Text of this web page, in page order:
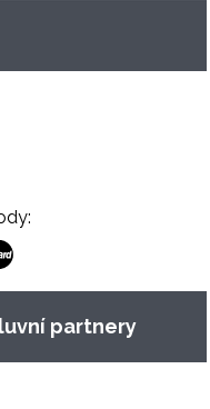
partnery